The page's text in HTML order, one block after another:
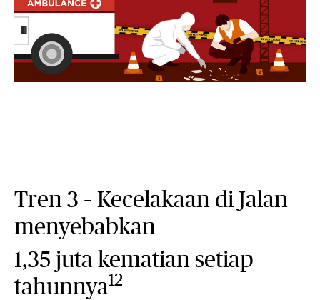
Tren 3 – Kecelakaan di Jalan
menyebabkan
1,35 juta kematian setiap
tahunnya12